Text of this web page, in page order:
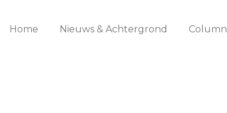
Home Nieuws & Achtergrond